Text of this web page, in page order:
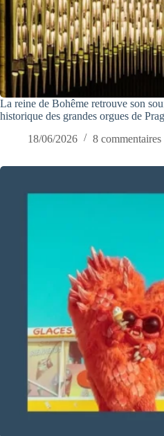
La reine de Bohême retrouve son
historique des grandes orgues de
18/06/2026
8 commentaires